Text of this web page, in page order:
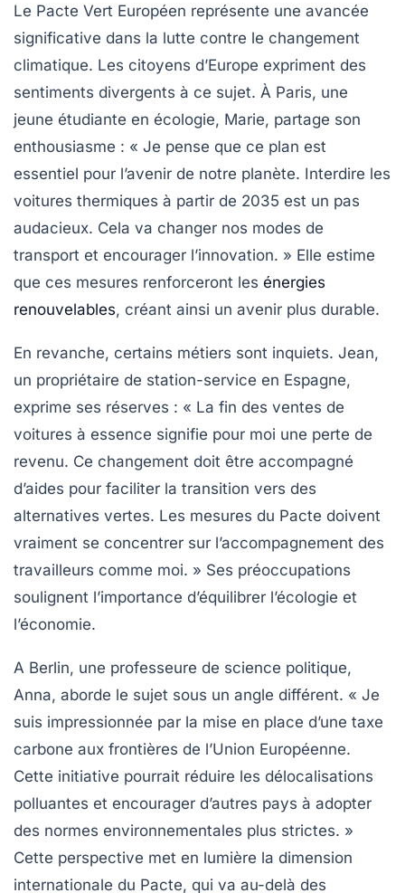
Le Pacte Vert Européen représente une avancée
significative dans la lutte contre le changement
climatique. Les citoyens d’Europe expriment des
sentiments divergents à ce sujet. À Paris, une
jeune étudiante en écologie, Marie, partage son
enthousiasme : « Je pense que ce plan est
essentiel pour l’avenir de notre planète. Interdire les
voitures thermiques à partir de 2035 est un pas
audacieux. Cela va changer nos modes de
transport et encourager l’innovation. » Elle estime
que ces mesures renforceront les énergies
renouvelables, créant ainsi un avenir plus durable.
En revanche, certains métiers sont inquiets. Jean,
un propriétaire de station-service en Espagne,
exprime ses réserves : « La fin des ventes de
voitures à essence signifie pour moi une perte de
revenu. Ce changement doit être accompagné
d’aides pour faciliter la transition vers des
alternatives vertes. Les mesures du Pacte doivent
vraiment se concentrer sur l’accompagnement des
travailleurs comme moi. » Ses préoccupations
soulignent l’importance d’équilibrer l’écologie et
l’économie.
A Berlin, une professeure de science politique,
Anna, aborde le sujet sous un angle différent. « Je
suis impressionnée par la mise en place d’une taxe
carbone aux frontières de l’Union Européenne.
Cette initiative pourrait réduire les délocalisations
polluantes et encourager d’autres pays à adopter
des normes environnementales plus strictes. »
Cette perspective met en lumière la dimension
internationale du Pacte, qui va au-delà des